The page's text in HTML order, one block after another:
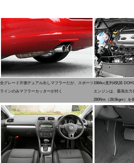
全グレード片側デュアル出しマフラーだが、スポーツ
ラインのみマフラーカッターが付く
1984cc直列4気筒
エンジンは、最高出力
280Nm（28.6kgm）を